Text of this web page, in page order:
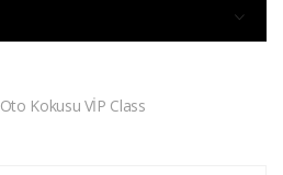
Oto Kokusu VİP Class